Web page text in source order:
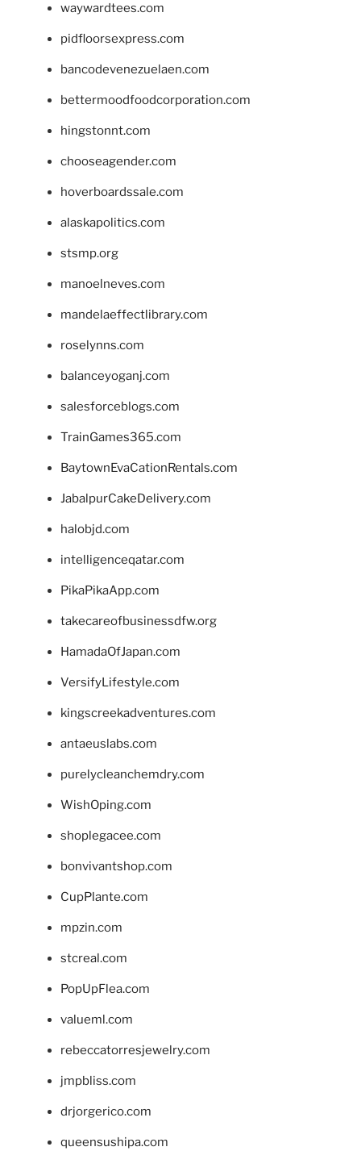
waywardtees.com
pidfloorsexpress.com
bancodevenezuelaen.com
bettermoodfoodcorporation.com
hingstonnt.com
chooseagender.com
hoverboardssale.com
alaskapolitics.com
stsmp.org
manoelneves.com
mandelaeffectlibrary.com
roselynns.com
balanceyoganj.com
salesforceblogs.com
TrainGames365.com
BaytownEvaCationRentals.com
JabalpurCakeDelivery.com
halobjd.com
intelligenceqatar.com
PikaPikaApp.com
takecareofbusinessdfw.org
HamadaOfJapan.com
VersifyLifestyle.com
kingscreekadventures.com
antaeuslabs.com
purelycleanchemdry.com
WishOping.com
shoplegacee.com
bonvivantshop.com
CupPlante.com
mpzin.com
stcreal.com
PopUpFlea.com
valueml.com
rebeccatorresjewelry.com
jmpbliss.com
drjorgerico.com
queensushipa.com